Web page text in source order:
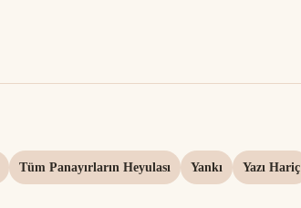
Tüm Panayırların Heyulası Yankı Yazı Hariç